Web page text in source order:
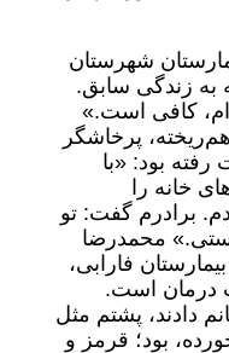
شهرستان
به زندگی سابق.
کافی ا‌ست.»
پرخاشگر
بود: «با
خانه را
برادرم گفت: تو
محمدرضا
فارابی،
درمان است.
دادند، پشتم مثل
بود؛ قرمز و